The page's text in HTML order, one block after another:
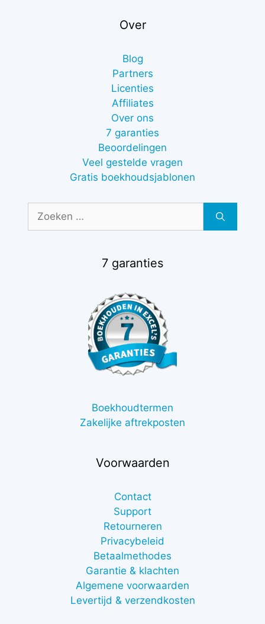
Over
Blog
Partners
Licenties
Affiliates
Over ons
7 garanties
Beoordelingen
Veel gestelde vragen
Gratis boekhoudsjablonen
Zoek
7 garanties
Boekhoudtermen
Zakelijke aftrekposten
Voorwaarden
Contact
Support
Retourneren
Privacybeleid
Betaalmethodes
Garantie & klachten
Algemene voorwaarden
Levertijd & verzendkosten